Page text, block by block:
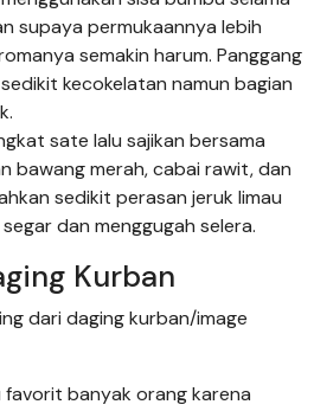
supaya permukaannya lebih
semakin harum. Panggang
kecokelatan namun bagian
sate lalu sajikan bersama
bawang merah, cabai rawit, dan
sedikit perasan jeruk limau
dan menggugah selera.
Kurban
dari daging kurban/image
favorit banyak orang karena